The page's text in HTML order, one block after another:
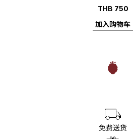
THB 750
加入购物车
免费送货